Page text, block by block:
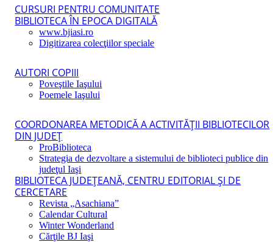
CURSURI PENTRU COMUNITATE
BIBLIOTECA ÎN EPOCA DIGITALĂ
www.bjiasi.ro
Digitizarea colecţiilor speciale
AUTORI COPIII
Poveştile Iaşului
Poemele Iaşului
COORDONAREA METODICĂ A ACTIVITĂŢII BIBLIOTECILOR
DIN JUDEŢ
ProBiblioteca
Strategia de dezvoltare a sistemului de biblioteci publice din
judeţul Iaşi
BIBLIOTECA JUDEŢEANĂ, CENTRU EDITORIAL ŞI DE
CERCETARE
Revista „Asachiana”
Calendar Cultural
Winter Wonderland
Cărţile BJ Iaşi